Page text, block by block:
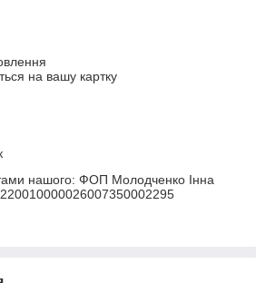
на вашу картку
нашого: ФОП Молодченко Інна